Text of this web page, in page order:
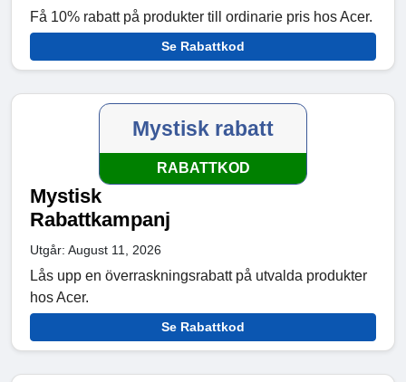
Få 10% rabatt på produkter till ordinarie pris hos Acer.
Se Rabattkod
Mystisk rabatt
RABATTKOD
Mystisk
Rabattkampanj
Utgår: August 11, 2026
Lås upp en överraskningsrabatt på utvalda produkter
hos Acer.
Se Rabattkod